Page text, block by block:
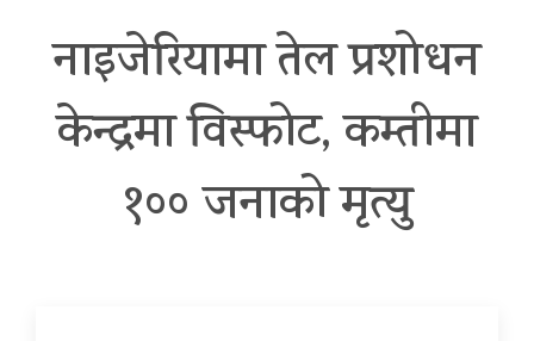
नाइजेरियामा तेल प्रशोधन
केन्द्रमा विस्फोट, कम्तीमा
१०० जनाको मृत्यु